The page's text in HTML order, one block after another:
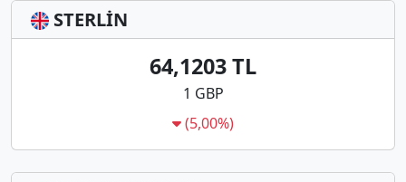
STERLİN
64,1203 TL
1 GBP
(5,00%)